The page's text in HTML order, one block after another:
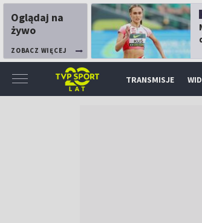
Oglądaj na
żywo
ZOBACZ WIĘCEJ
TRANSMISJE